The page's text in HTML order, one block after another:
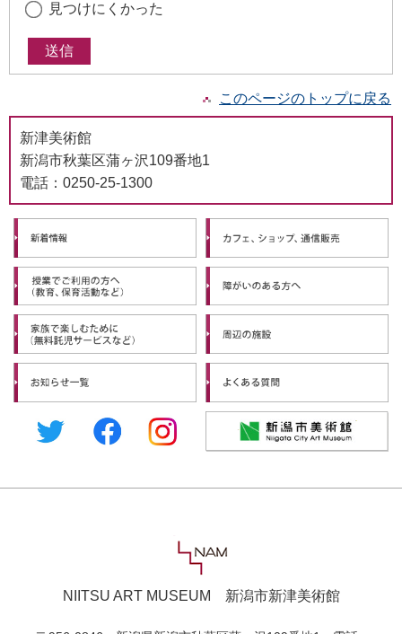
見つけにくかった
このページのトップに戻る
新津美術館
新潟市秋葉区蒲ヶ沢109番地1
電話：0250-25-1300
NIITSU ART MUSEUM 新潟市新津美術館